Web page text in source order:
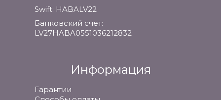
Swift: HABALV22
Банковский счет:
LV27HABA0551036212832
Информация
Гарантии